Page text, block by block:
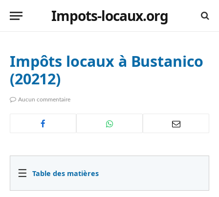
Impots-locaux.org
Impôts locaux à Bustanico
(20212)
Aucun commentaire
☰ Table des matières